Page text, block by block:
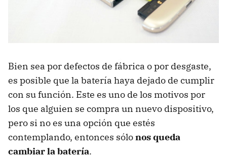
Bien sea por defectos de fábrica o por desgaste,
es posible que la batería haya dejado de cumplir
con su función. Este es uno de los motivos por
los que alguien se compra un nuevo dispositivo,
pero si no es una opción que estés
contemplando, entonces sólonos queda
cambiar la batería.